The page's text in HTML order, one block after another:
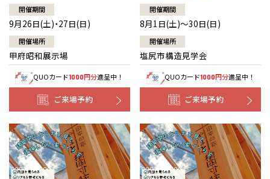
開催期間
9月26日(土)・27日(日)
開催場所
甲府昭和展示場
QUOカード1000円分進呈中！
ご来場予約
開催期間
8月1日(土)～30日(日)
開催場所
塩尻市構造見学会
QUOカード1000円分進呈中！
ご来場予約